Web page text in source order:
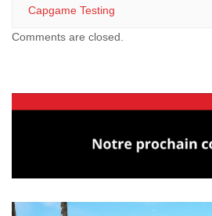
Capgame Testing
Comments are closed.